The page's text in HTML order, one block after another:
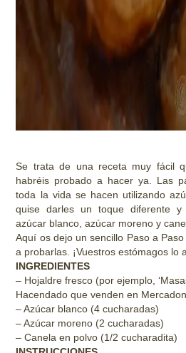
Se trata de una receta muy fácil
habréis probado a hacer ya. Las
toda la vida se hacen utilizando
quise darles un toque diferente
azúcar blanco, azúcar moreno y
Aquí os dejo un sencillo Paso a
a probarlas. ¡Vuestros estómagos lo
INGREDIENTES
– Hojaldre fresco (por ejemplo,
Hacendado que venden en
– Azúcar blanco (4 cucharadas)
– Azúcar moreno (2 cucharadas)
– Canela en polvo (1/2 cucharadita)